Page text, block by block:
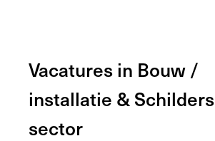
Vacatures in Bouw /
installatie & Schilders
sector